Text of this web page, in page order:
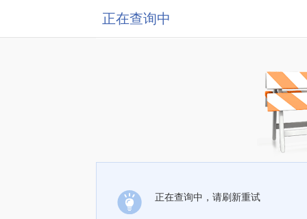
正在查询中
正在查询中，请刷新重试